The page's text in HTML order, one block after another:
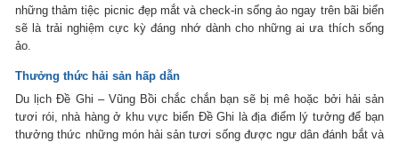
những thảm tiệc picnic đẹp mắt và check-in sống ảo ngay trên bãi biển
sẽ là trải nghiệm cực kỳ đáng nhớ dành cho những ai ưa thích sống
ảo.
Thưởng thức hải sản hấp dẫn
Du lịch Đề Ghi – Vũng Bồi chắc chắn bạn sẽ bị mê hoặc bởi hải sản
tươi rói, nhà hàng ở khu vực biển Đề Ghi là địa điểm lý tưởng để bạn
thưởng thức những món hải sản tươi sống được ngư dân đánh bắt và